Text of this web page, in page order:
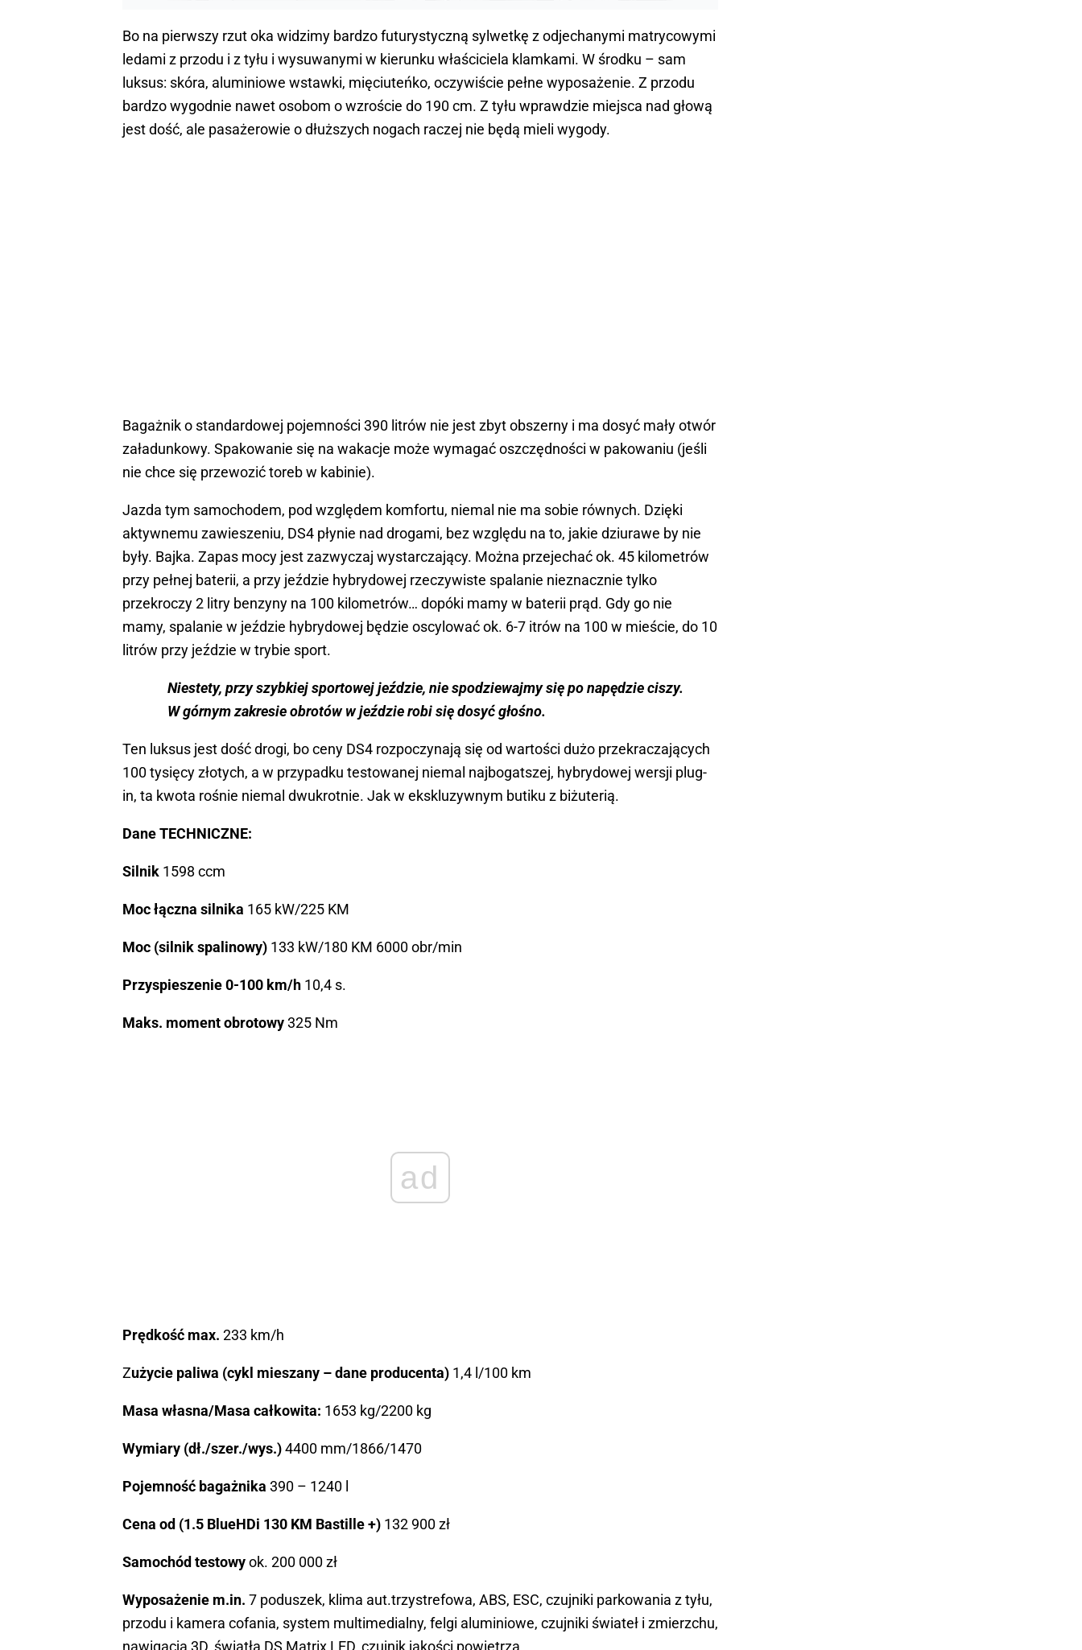
Bo na pierwszy rzut oka widzimy bardzo futurystyczną sylwetkę z odjechanymi matrycowymi
ledami z przodu i z tyłu i wysuwanymi w kierunku właściciela klamkami. W środku – sam
luksus: skóra, aluminiowe wstawki, mięciuteńko, oczywiście pełne wyposażenie. Z przodu
bardzo wygodnie nawet osobom o wzroście do 190 cm. Z tyłu wprawdzie miejsca nad głową
jest dość, ale pasażerowie o dłuższych nogach raczej nie będą mieli wygody.
Bagażnik o standardowej pojemności 390 litrów nie jest zbyt obszerny i ma dosyć mały otwór
załadunkowy. Spakowanie się na wakacje może wymagać oszczędności w pakowaniu (jeśli
nie chce się przewozić toreb w kabinie).
Jazda tym samochodem, pod względem komfortu, niemal nie ma sobie równych. Dzięki
aktywnemu zawieszeniu, DS4 płynie nad drogami, bez względu na to, jakie dziurawe by nie
były. Bajka. Zapas mocy jest zazwyczaj wystarczający. Można przejechać ok. 45 kilometrów
przy pełnej baterii, a przy jeździe hybrydowej rzeczywiste spalanie nieznacznie tylko
przekroczy 2 litry benzyny na 100 kilometrów… dopóki mamy w baterii prąd. Gdy go nie
mamy, spalanie w jeździe hybrydowej będzie oscylować ok. 6-7 itrów na 100 w mieście, do 10
litrów przy jeździe w trybie sport.
Niestety, przy szybkiej sportowej jeździe, nie spodziewajmy się po napędzie ciszy.
W górnym zakresie obrotów w jeździe robi się dosyć głośno.
Ten luksus jest dość drogi, bo ceny DS4 rozpoczynają się od wartości dużo przekraczających
100 tysięcy złotych, a w przypadku testowanej niemal najbogatszej, hybrydowej wersji plug-
in, ta kwota rośnie niemal dwukrotnie. Jak w ekskluzywnym butiku z biżuterią.
Dane TECHNICZNE:
Silnik 1598 ccm
Moc łączna silnika 165 kW/225 KM
Moc (silnik spalinowy) 133 kW/180 KM 6000 obr/min
Przyspieszenie 0-100 km/h 10,4 s.
Maks. moment obrotowy325 Nm
ad
Prędkość max. 233 km/h
Zużycie paliwa (cykl mieszany – dane producenta) 1,4 l/100 km
Masa własna/Masa całkowita: 1653 kg/2200 kg
Wymiary (dł./szer./wys.)4400 mm/1866/1470
Pojemność bagażnika 390 – 1240 l
Cena od (1.5 BlueHDi 130 KM Bastille +) 132 900 zł
Samochód testowyok. 200 000 zł
Wyposażenie m.in. 7 poduszek, klima aut.trzystrefowa, ABS, ESC, czujniki parkowania z tyłu,
przodu i kamera cofania, system multimedialny, felgi aluminiowe, czujniki świateł i zmierzchu,
nawigacja 3D, światła DS Matrix LED, czujnik jakości powietrza